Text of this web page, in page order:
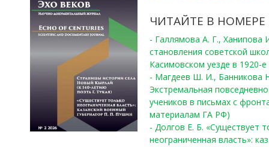
ЧИТАЙТЕ В НОМЕРЕ
- Галлямова А. Г.,
становления советской
Касимовском уезде в 1920-е
- Магдеев Ш. И., Банникова
Экстремальная
учеников в письмах с
материалам ГА РФ)
- Долгов Е. Б. «Существует
неограниченная власть»: